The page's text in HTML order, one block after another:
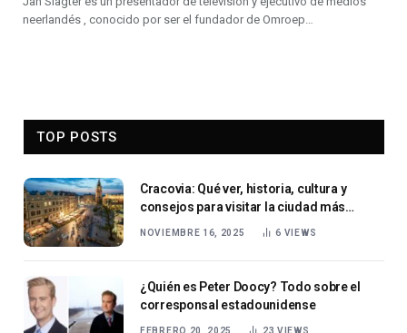
neerlandés , conocido por ser el fundador de Omroep…
TOP POSTS
Cracovia: Qué ver, historia, cultura y
consejos para visitar la ciudad más
encantadora de Polonia
NOVIEMBRE 16, 2025 6 VIEWS
¿Quién es Peter Doocy? Todo sobre el
corresponsal estadounidense
FEBRERO 20, 2025 23VIEWS